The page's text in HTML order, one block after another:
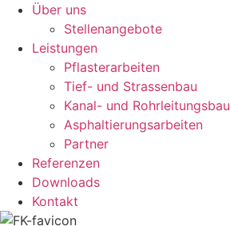
Über uns
Stellenangebote
Leistungen
Pflasterarbeiten
Tief- und Strassenbau
Kanal- und Rohrleitungsbau
Asphaltierungsarbeiten
Partner
Referenzen
Downloads
Kontakt